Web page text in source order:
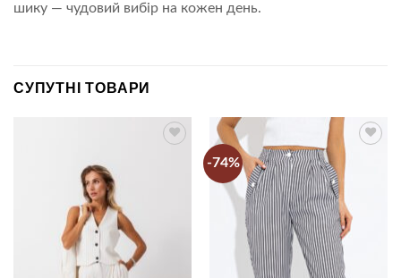
шику — чудовий вибір на кожен день.
СУПУТНІ ТОВАРИ
-74%